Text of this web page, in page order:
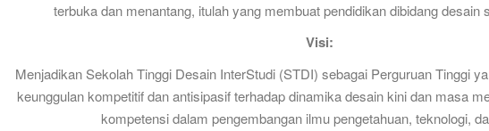
terbuka dan menantang, itulah yang membuat pendidikan dibidang desain
Visi:
Menjadikan Sekolah Tinggi Desain InterStudi (STDI) sebagai Perguruan Tinggi
keunggulan kompetitif dan antisipasif terhadap dinamika desain kini dan masa
kompetensi dalam pengembangan ilmu pengetahuan, teknologi,